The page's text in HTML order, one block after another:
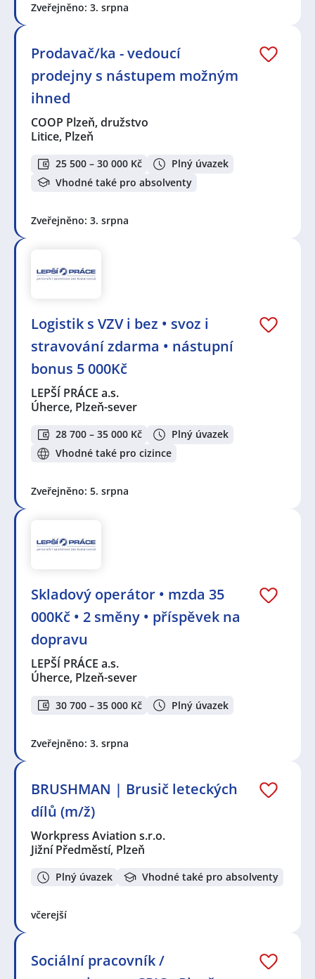
Zveřejněno: 3. srpna
Prodavač/ka - vedoucí
prodejny s nástupem možným
ihned
COOP Plzeň, družstvo
Litice, Plzeň
25 500 – 30 000 Kč
Plný úvazek
Vhodné také pro absolventy
Zveřejněno: 3. srpna
Logistik s VZV i bez • svoz i
stravování zdarma • nástupní
bonus 5 000Kč
LEPŠÍ PRÁCE a.s.
Úherce, Plzeň-sever
28 700 – 35 000 Kč
Plný úvazek
Vhodné také pro cizince
Zveřejněno: 5. srpna
Skladový operátor • mzda 35
000Kč • 2 směny • příspěvek na
dopravu
LEPŠÍ PRÁCE a.s.
Úherce, Plzeň-sever
30 700 – 35 000 Kč Plný úvazek
Zveřejněno: 3. srpna
BRUSHMAN | Brusič leteckých
dílů (m/ž)
Workpress Aviation s.r.o.
Jižní Předměstí, Plzeň
Plný úvazek Vhodné také pro absolventy
včerejší
Sociální pracovník /